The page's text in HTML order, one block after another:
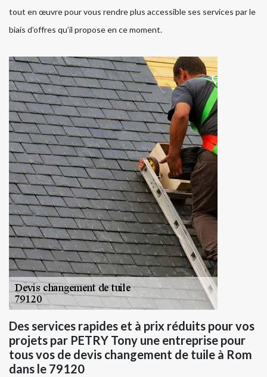
tout en œuvre pour vous rendre plus accessible ses services par le
biais d’offres qu’il propose en ce moment.
Des services rapides et à prix réduits pour vos
projets par PETRY Tony une entreprise pour
tous vos de devis changement de tuile à Rom
dans le 79120